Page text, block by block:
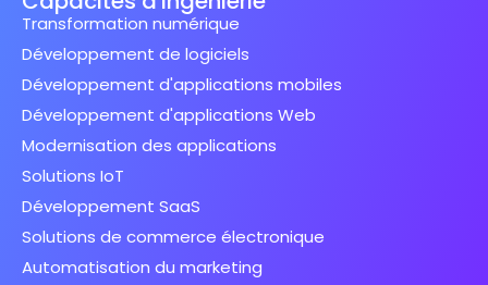
Transformation numérique
Développement de logiciels
Développement d'applications mobiles
Développement d'applications Web
Modernisation des applications
Solutions IoT
Développement SaaS
Solutions de commerce électronique
Automatisation du marketing